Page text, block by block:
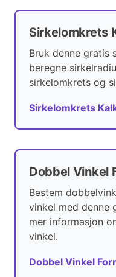
Sirkelomkrets
Bruk denne gratis
beregne
sirkelomkrets og
Sirkelomkrets
Dobbel Vinkel
Bestem
vinkel med denne
mer informasjon
vinkel.
Dobbel Vinkel